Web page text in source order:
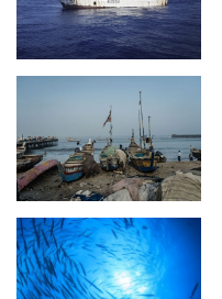
Thị trường EU
Thị trường Indonesia
Thị trường Mexico
Thị trường Mỹ
Thị trường Nga
Thị trường Hàn Quốc
Thị trường Nhật Bản